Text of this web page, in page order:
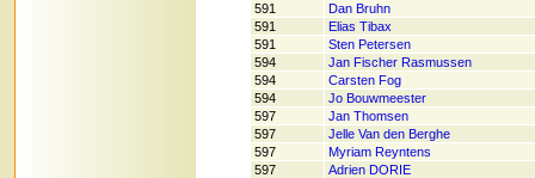
591
Dan Bruhn
591
Elias Tibax
591
Sten Petersen
594
Jan Fischer Rasmussen
594
Carsten Fog
594
Jo Bouwmeester
597
Jan Thomsen
597
Jelle Van den Berghe
597
Myriam Reyntens
597
Adrien DORIE